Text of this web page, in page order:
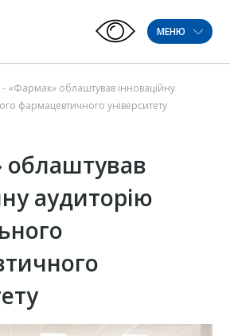
МЕНЮ
- «Фармак» облаштував інноваційну
фармацевтичного університету
облаштував
аудиторію